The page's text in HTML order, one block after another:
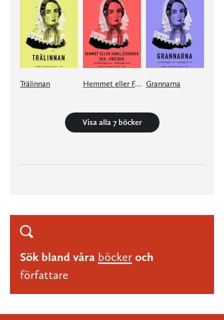
Trälinnan Hemmet eller Familjesorger och -fröjder Grannarna
Visa alla 7 böcker
Sök bland våra böcker och
författare